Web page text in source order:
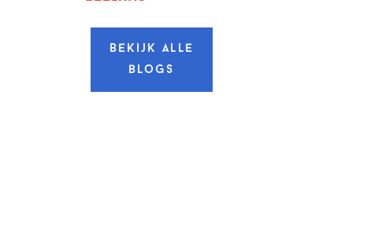
Bekijk alle
blogs